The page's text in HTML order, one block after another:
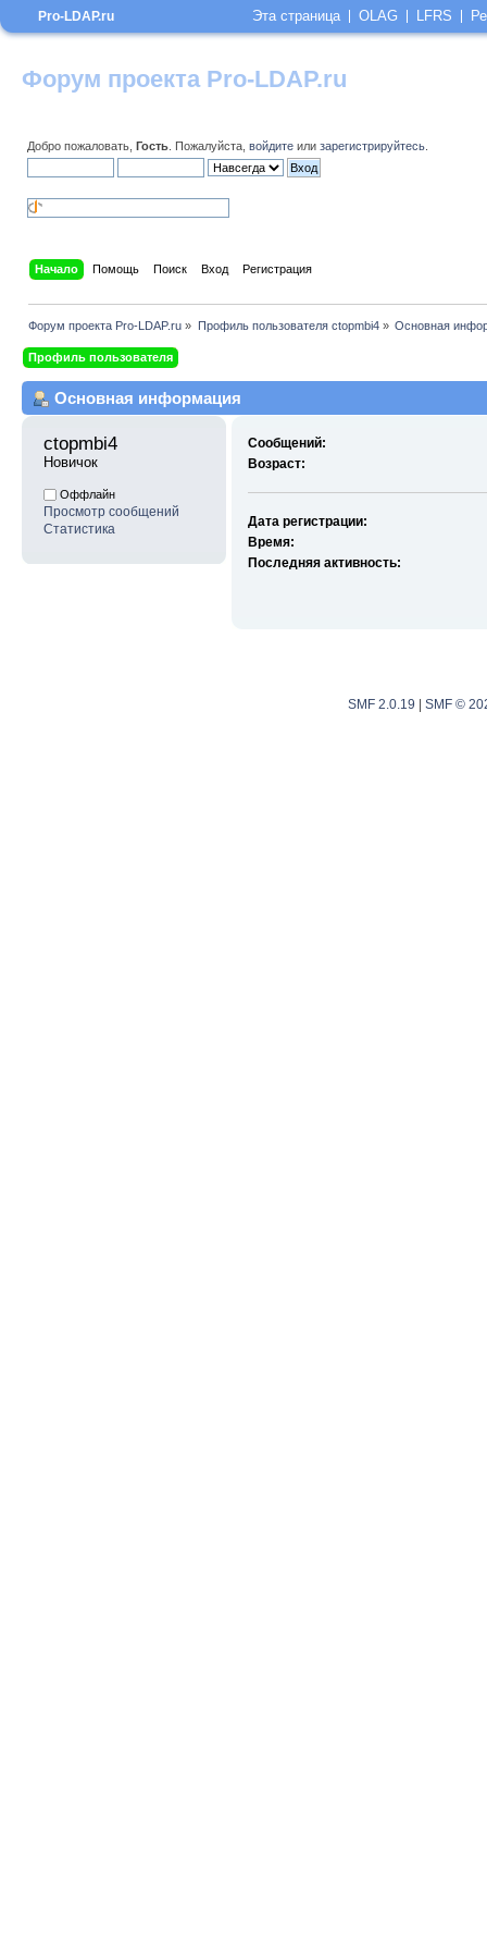
Форум проекта Pro-LDAP.ru
Добро пожаловать, Гость . Пожалуйста, войдите или зарегистрируйтесь
Начало Помощь Поиск Вход Регистрация
Форум проекта Pro-LDAP.ru » Профиль пользователя ctopmbi4» Основная
Профиль пользователя
Основная информация
ctopmbi4
Новичок
Оффлайн
Просмотр сообщений
Статистика
Сообщений:
Возраст:
Дата регистрации:
Время:
Последняя активность:
SMF 2.0.19 SMF ©
Pro-LDAP.ru Эта страница OLAG LFRS